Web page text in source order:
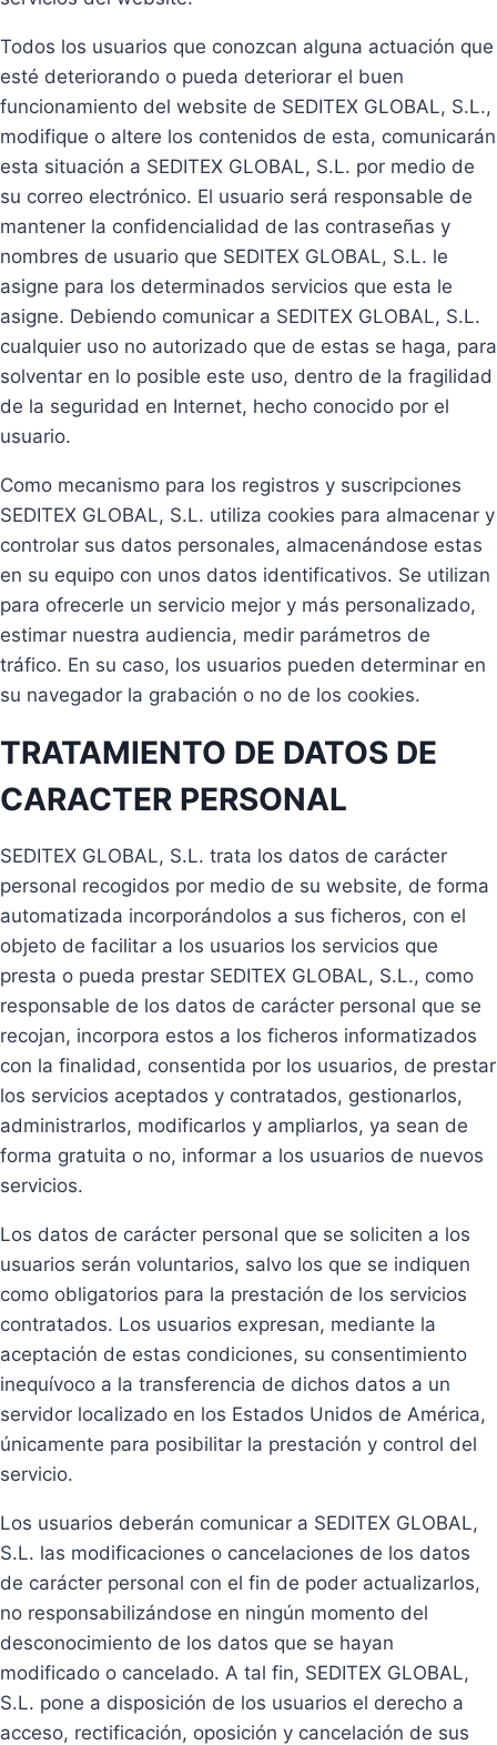
Todos los usuarios que conozcan alguna actuación que
esté deteriorando o pueda deteriorar el buen
funcionamiento del website de SEDITEX GLOBAL, S.L.,
modifique o altere los contenidos de esta, comunicarán
esta situación a SEDITEX GLOBAL, S.L. por medio de
su correo electrónico. El usuario será responsable de
mantener la confidencialidad de las contraseñas y
nombres de usuario que SEDITEX GLOBAL, S.L. le
asigne para los determinados servicios que esta le
asigne. Debiendo comunicar a SEDITEX GLOBAL, S.L.
cualquier uso no autorizado que de estas se haga, para
solventar en lo posible este uso, dentro de la fragilidad
de la seguridad en Internet, hecho conocido por el
usuario.
Como mecanismo para los registros y suscripciones
SEDITEX GLOBAL, S.L. utiliza cookies para almacenar y
controlar sus datos personales, almacenándose estas
en su equipo con unos datos identificativos. Se utilizan
para ofrecerle un servicio mejor y más personalizado,
estimar nuestra audiencia, medir parámetros de
tráfico. En su caso, los usuarios pueden determinar en
su navegador la grabación o no de los cookies.
TRATAMIENTO DE DATOS DE
CARACTER PERSONAL
SEDITEX GLOBAL, S.L. trata los datos de carácter
personal recogidos por medio de su website, de forma
automatizada incorporándolos a sus ficheros, con el
objeto de facilitar a los usuarios los servicios que
presta o pueda prestar SEDITEX GLOBAL, S.L., como
responsable de los datos de carácter personal que se
recojan, incorpora estos a los ficheros informatizados
con la finalidad, consentida por los usuarios, de prestar
los servicios aceptados y contratados, gestionarlos,
administrarlos, modificarlos y ampliarlos, ya sean de
forma gratuita o no, informar a los usuarios de nuevos
servicios.
Los datos de carácter personal que se soliciten a los
usuarios serán voluntarios, salvo los que se indiquen
como obligatorios para la prestación de los servicios
contratados. Los usuarios expresan, mediante la
aceptación de estas condiciones, su consentimiento
inequívoco a la transferencia de dichos datos a un
servidor localizado en los Estados Unidos de América,
únicamente para posibilitar la prestación y control del
servicio.
Los usuarios deberán comunicar a SEDITEX GLOBAL,
S.L. las modificaciones o cancelaciones de los datos
de carácter personal con el fin de poder actualizarlos,
no responsabilizándose en ningún momento del
desconocimiento de los datos que se hayan
modificado o cancelado. A tal fin, SEDITEX GLOBAL,
S.L. pone a disposición de los usuarios el derecho a
acceso, rectificación, oposición y cancelación de sus